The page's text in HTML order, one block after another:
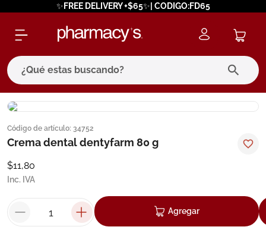
✨FREE DELIVERY +$65✨| CODIGO:FD65
¿Qué estas buscando?
Código de artículo: 34752
Crema dental dentyfarm 80 g
$11,80
Inc. IVA
Agregar
términos más buscados
1. eucerin
cerave